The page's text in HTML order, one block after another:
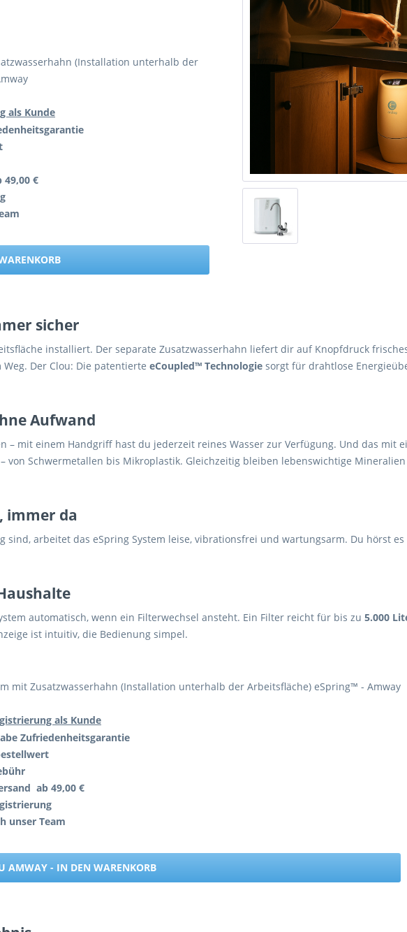
(Installation unterhalb der
als Kunde
49,00 €
sicher
installiert. Der separate Zusatzwasserhahn liefert dir auf Knopfdruck
Der Clou: Die patentierte eCoupled™ Technologie sorgt für drahtlose
Aufwand
– mit einem Handgriff hast du jederzeit reines Wasser zur Verfügung. Und das mit
von Schwermetallen bis Mikroplastik. Gleichzeitig bleiben lebenswichtige
immer da
arbeitet das eSpring System leise, vibrationsfrei und wartungsarm. Du hörst
automatisch, wenn ein Filterwechsel ansteht. Ein Filter reicht für bis zu 5.000
ist intuitiv, die Bedienung simpel.
mit Zusatzwasserhahn (Installation unterhalb der Arbeitsfläche) eSpring™ - Amway
als Kunde
Zufriedenheitsgarantie
ab 49,00 €
unser Team
AMWAY - IN DEN WARENKORB